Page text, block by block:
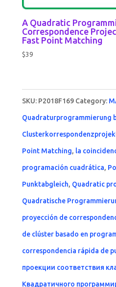
A Quadratic
Correspondence
Fast Point Matching
$39
SKU: P2018F169 Category:
Quadraturprogrammierung
Point Matching, la
programación cuadrática,
Punktabgleich, Quadratic
Quadratische
proyección de
de clúster basado en
correspondencia rápida de
проекции соответствия
Квадратичного